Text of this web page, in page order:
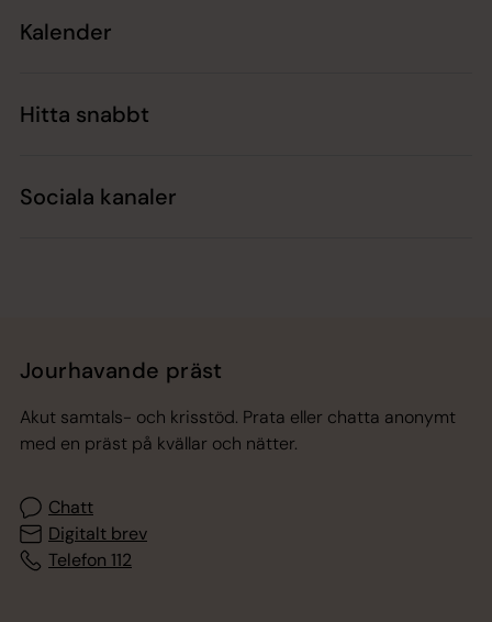
Kalender
Hitta snabbt
Sociala kanaler
Jourhavande präst
Akut samtals- och krisstöd. Prata eller chatta anonymt
med en präst på kvällar och nätter.
Chatt
Digitalt brev
Telefon 112